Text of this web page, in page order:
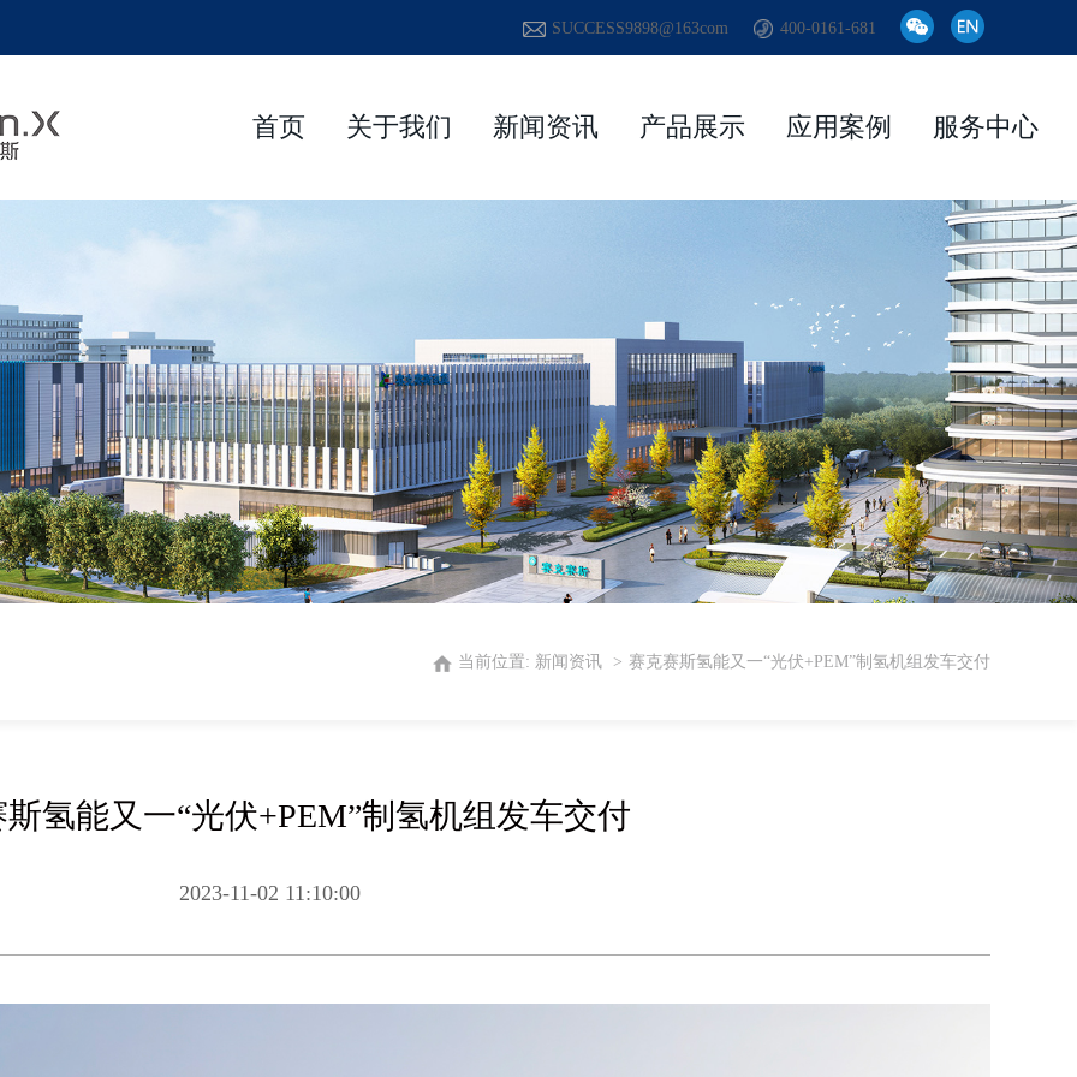
SUCCESS9898@163com 400-0161-681
首页 关于我们 新闻资讯 产品展示 应用案例 服务中心
当前位置: 新闻资讯 赛克赛斯氢能又一“光伏+PEM”制氢机组发车交付
氢能又一“光伏+PEM”制氢机组发车交付
2023-11-02 11:10:00